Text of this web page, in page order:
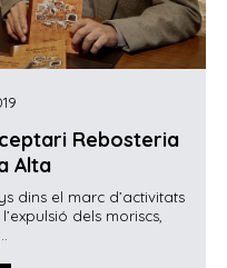
Rebosteria
Alta
dins el marc d’activitats
dels moriscs,